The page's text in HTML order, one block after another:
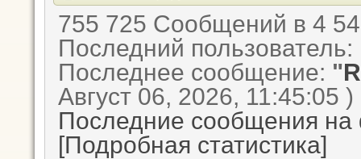
755 725 Сообщений в 4
Последний пользователь:
Последнее сообщение: "
Август 06, 2026, 11:45:05 )
Последние сообщения
[Подробная статистика]